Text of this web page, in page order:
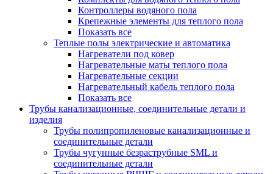
Контроллеры водяного пола
Крепежные элементы для теплого пола
Показать все
Теплые полы электрические и автоматика
Нагреватели под ковер
Нагревательные маты теплого пола
Нагревательные секции
Нагревательный кабель теплого пола
Показать все
Трубы канализационные, соединительные детали и
изделия
Трубы полипропиленовые канализационные и
соединительные детали
Трубы чугунные безраструбные SML и
соединительные детали